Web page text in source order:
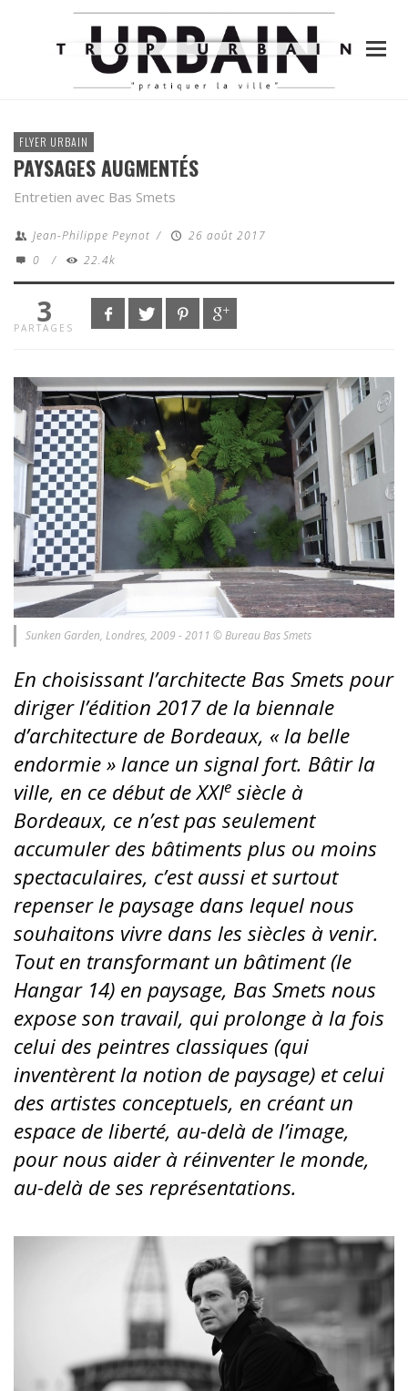
FLYER URBAIN
PAYSAGES AUGMENTÉS
Entretien avec Bas Smets
Jean-Philippe Peynot /
26 août 2017
0
/ 22.4k
3
PARTAGES
Sunken Garden, Londres, 2009 - 2011 © Bureau Bas Smets
En choisissant l’architecte Bas Smets pour
diriger l’édition 2017 de la biennale
d’architecture de Bordeaux, « la belle
endormie » lance un signal fort. Bâtir la
ville, en ce début de XXIe siècle à
Bordeaux, ce n’est pas seulement
accumuler des bâtiments plus ou moins
spectaculaires, c’est aussi et surtout
repenser le paysage dans lequel nous
souhaitons vivre dans les siècles à venir.
Tout en transformant un bâtiment (le
Hangar 14) en paysage, Bas Smets nous
expose son travail, qui prolonge à la fois
celui des peintres classiques (qui
inventèrent la notion de paysage) et celui
des artistes conceptuels, en créant un
espace de liberté, au-delà de l’image,
pour nous aider à réinventer le monde,
au-delà de ses représentations.